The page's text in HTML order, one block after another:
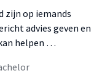
zijn op iemands
advies geven en
helpen …